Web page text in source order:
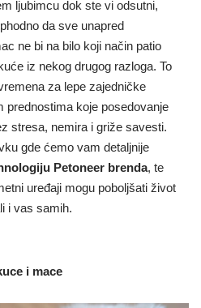
ljubimcu dok ste vi odsutni,
da sve unapred
ne bi na bilo koji način patio
iz nekog drugog razloga. To
za lepe zajedničke
prednostima koje posedovanje
stresa, nemira i griže savesti.
gde ćemo vam detaljnije
Petoneer brenda, te
uređaji mogu poboljšati život
i vas samih.
i mace